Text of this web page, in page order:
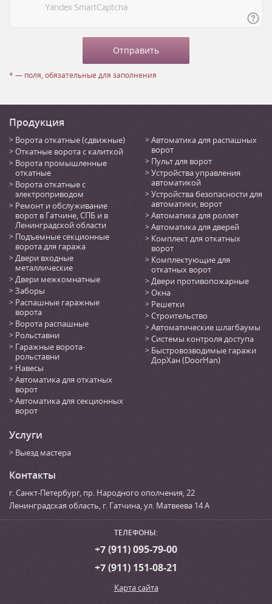
* — поля, обязательные для заполнения
Продукция
Ворота откатные (сдвижные)
Откатные ворота с калиткой
Ворота промышленные
откатные
Ворота откатные с
электроприводом
Ремонт и обслуживание
ворот в Гатчине, СПБ и в
Ленинградской области
Подъемные секционные
ворота для гаража
Двери входные
металлические
Двери межкомнатные
Заборы
Распашные гаражные
ворота
Ворота распашные
Рольставни
Гаражные ворота-
рольставни
Навесы
Автоматика для откатных
ворот
Автоматика для секционных
ворот
Автоматика для распашных
ворот
Пульт для ворот
Устройства управления
автоматикой
Устройства безопасности для
автоматики, ворот
Автоматика для роллет
Автоматика для дверей
Комплект для откатных
ворот
Комплектующие для
откатных ворот
Двери противопожарные
Окна
Решетки
Строительство
Автоматические шлагбаумы
Системы контроля доступа
Быстровозводимые гаражи
ДорХан (DoorHan)
Услуги
Выезд мастера
Контакты
г. Санкт-Петербург, пр. Народного ополчения, 22
Ленинградская область, г. Гатчина,ул. Матвеева 14 А
ТЕЛЕФОНЫ:
+7 (911) 095-79-00
+7 (911) 151-08-21
Карта сайта